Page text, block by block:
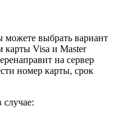
можете выбрать вариант
Visa и Master
на сервер
номер карты, срок
случае: